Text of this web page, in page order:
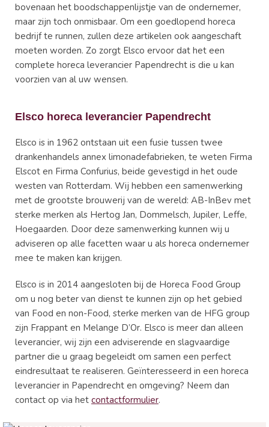
bovenaan het boodschappenlijstje van de ondernemer,
maar zijn toch onmisbaar. Om een goedlopend horeca
bedrijf te runnen, zullen deze artikelen ook aangeschaft
moeten worden. Zo zorgt Elsco ervoor dat het een
complete horeca leverancier Papendrecht is die u kan
voorzien van al uw wensen.
Elsco horeca leverancier Papendrecht
Elsco is in 1962 ontstaan uit een fusie tussen twee
drankenhandels annex limonadefabrieken, te weten Firma
Elscot en Firma Confurius, beide gevestigd in het oude
westen van Rotterdam. Wij hebben een samenwerking
met de grootste brouwerij van de wereld: AB-InBev met
sterke merken als Hertog Jan, Dommelsch, Jupiler, Leffe,
Hoegaarden. Door deze samenwerking kunnen wij u
adviseren op alle facetten waar u als horeca ondernemer
mee te maken kan krijgen.
Elsco is in 2014 aangesloten bij de Horeca Food Group
om u nog beter van dienst te kunnen zijn op het gebied
van Food en non-Food, sterke merken van de HFG group
zijn Frappant en Melange D’Or. Elsco is meer dan alleen
leverancier, wij zijn een adviserende en slagvaardige
partner die u graag begeleidt om samen een perfect
eindresultaat te realiseren. Geïnteresseerd in een horeca
leverancier in Papendrecht en omgeving? Neem dan
contact op via het contactformulier.